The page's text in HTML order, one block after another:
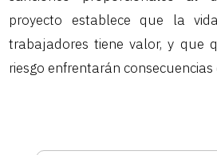
proyecto establece que la
trabajadores tiene valor, y que
riesgo enfrentarán consecuencias